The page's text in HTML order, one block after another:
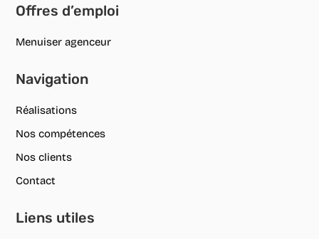
Offres d’emploi
Menuiser agenceur
Navigation
Réalisations
Nos compétences
Nos clients
Contact
Liens utiles